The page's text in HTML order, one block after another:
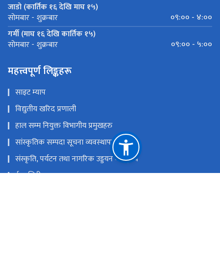
जाडो (कार्तिक १६ देखि माघ १५)
सोमबार - शुक्रबार
०९:०० - ४:००
गर्मी (माघ १६ देखि कार्तिक १५)
सोमबार - शुक्रबार ०९:०० - ५:००
महत्त्वपूर्ण लिङ्कहरू
साइट म्याप
विद्युतीय खरिद प्रणाली
हाल सम्म नियुक्त विभागीय प्रमुखहरु
सांस्कृतिक सम्पदा सूचना व्यवस्थापन प्रणाली
संस्कृति, पर्यटन तथा नागरिक उड्डयन मन्त्रा्लय
ई-हाजिरी